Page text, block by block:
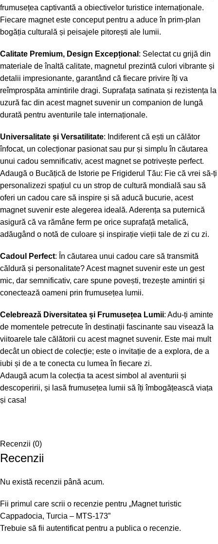
frumusețea captivantă a obiectivelor turistice internaționale.
Fiecare magnet este conceput pentru a aduce în prim-plan
bogăția culturală și peisajele pitorești ale lumii.
Calitate Premium, Design Excepțional : Selectat cu grijă din
materiale de înaltă calitate, magnetul prezintă culori vibrante și
detalii impresionante, garantând că fiecare privire îți va
reîmprospăta amintirile dragi. Suprafața satinata și rezistența la
uzură fac din acest magnet suvenir un companion de lungă
durată pentru aventurile tale internaționale.
Universalitate și Versatilitate: Indiferent că ești un călător
înfocat, un colecționar pasionat sau pur și simplu în căutarea
unui cadou semnificativ, acest magnet se potrivește perfect.
Adaugă o Bucățică de Istorie pe Frigiderul Tău: Fie că vrei să-ți
personalizezi spațiul cu un strop de cultură mondială sau să
oferi un cadou care să inspire și să aducă bucurie, acest
magnet suvenir este alegerea ideală. Aderența sa puternică
asigură că va rămâne ferm pe orice suprafață metalică,
adăugând o notă de culoare și inspirație vieții tale de zi cu zi.
Cadoul Perfect: În căutarea unui cadou care să transmită
căldură și personalitate? Acest magnet suvenir este un gest
mic, dar semnificativ, care spune povești, trezește amintiri și
conectează oameni prin frumusețea lumii.
Celebrează Diversitatea și Frumusețea Lumii: Adu-ți aminte
de momentele petrecute în destinații fascinante sau visează la
viitoarele tale călătorii cu acest magnet suvenir. Este mai mult
decât un obiect de colecție; este o invitație de a explora, de a
iubi și de a te conecta cu lumea în fiecare zi.
Adaugă acum la colecția ta acest simbol al aventurii și
descoperirii, și lasă frumusețea lumii să îți îmbogățească viața
și casa!
Recenzii (0)
Recenzii
Nu există recenzii până acum.
Fii primul care scrii o recenzie pentru „Magnet turistic
Cappadocia, Turcia – MTS-173”
Trebuie să fii autentificatpentru a publica o recenzie.